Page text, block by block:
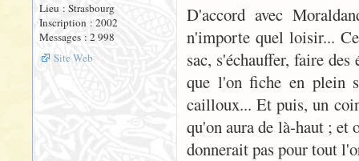
Lieu : Strasbourg
Inscription : 2002
Messages : 2 998
Site Web
D'accord avec
n'importe quel loisir...
sac, s'échauffer, faire
que l'on fiche en plein
cailloux... Et puis, un
qu'on aura de là-haut ; et
donnerait pas pour tout